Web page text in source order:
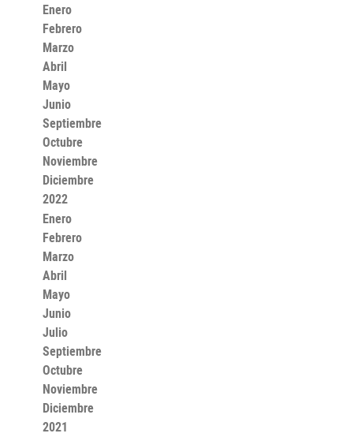
Enero
Febrero
Marzo
Abril
Mayo
Junio
Septiembre
Octubre
Noviembre
Diciembre
2022
Enero
Febrero
Marzo
Abril
Mayo
Junio
Julio
Septiembre
Octubre
Noviembre
Diciembre
2021